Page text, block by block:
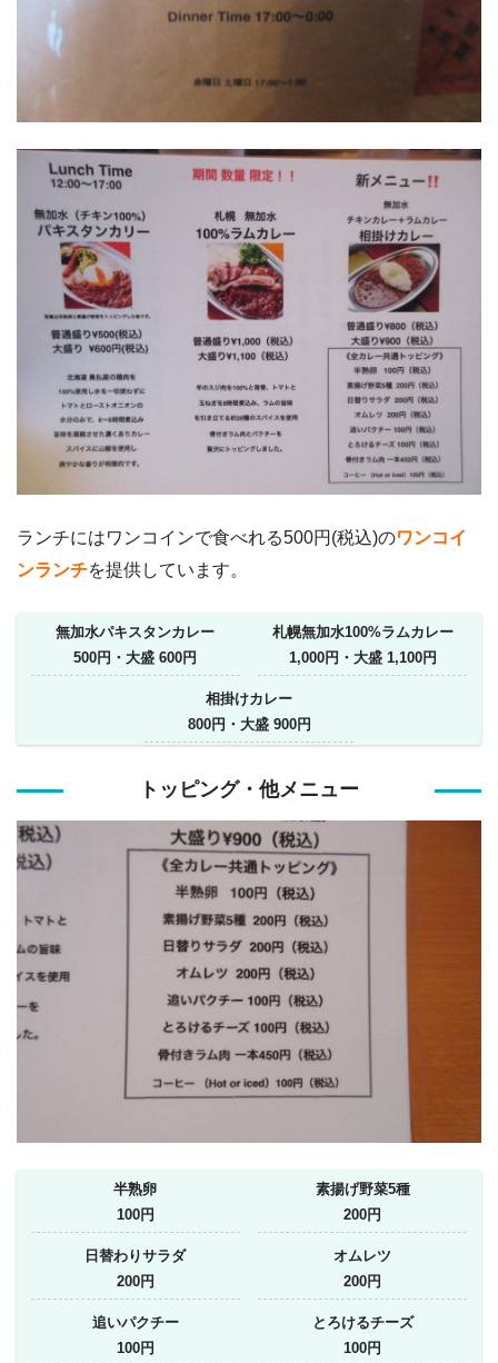
ランチにはワンコインで食べれる500円(税込)のワンコイ
ンランチを提供しています。
無加水パキスタンカレー
500円・大盛 600円
札幌無加水100%ラムカレー
1,000円・大盛 1,100円
相掛けカレー
800円・大盛 900円
トッピング・他メニュー
半熟卵
100円
素揚げ野菜5種
200円
日替わりサラダ
200円
オムレツ
200円
追いパクチー
100円
とろけるチーズ
100円